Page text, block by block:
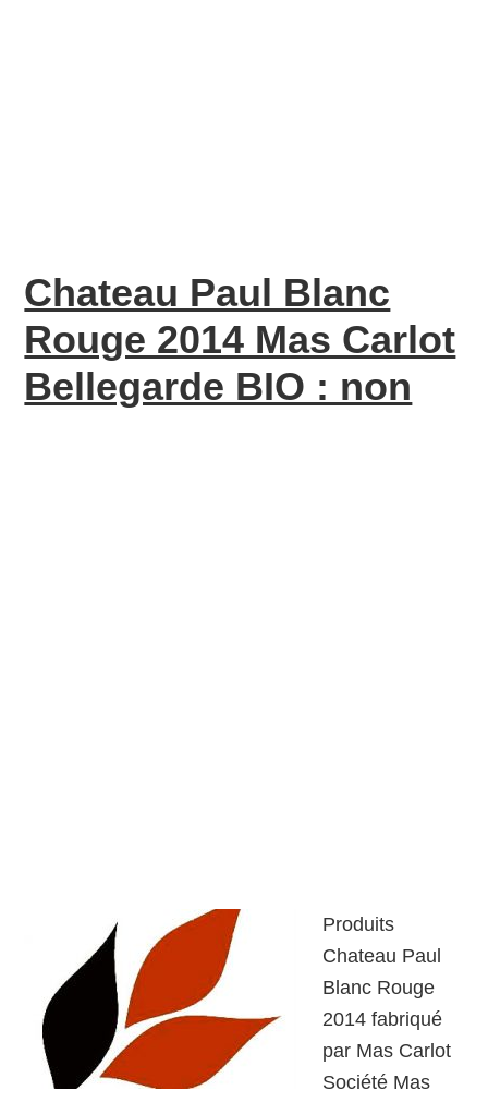
Chateau Paul Blanc
Rouge 2014 Mas Carlot
Bellegarde BIO : non
Produits
Chateau Paul
Blanc Rouge
2014 fabriqué
par Mas Carlot
Société Mas